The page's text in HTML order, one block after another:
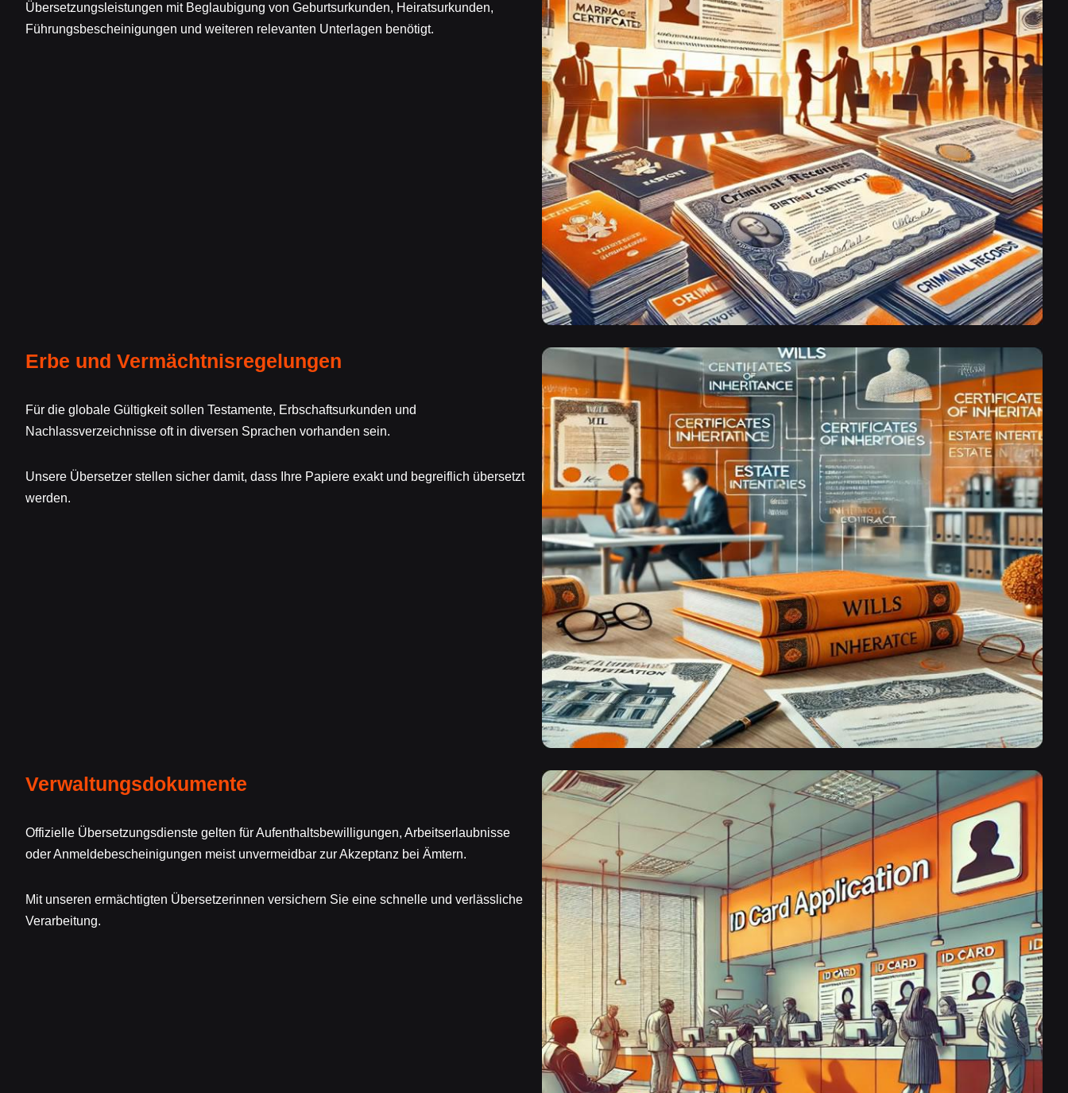
Übersetzungsleistungen mit Beglaubigung von Geburtsurkunden, Heiratsurkunden,
Führungsbescheinigungen und weiteren relevanten Unterlagen benötigt.
Erbe und Vermächtnisregelungen
Für die globale Gültigkeit sollen Testamente, Erbschaftsurkunden und
Nachlassverzeichnisse oft in diversen Sprachen vorhanden sein.
Unsere Übersetzer stellen sicher damit, dass Ihre Papiere exakt und begreiflich übersetzt
werden.
Verwaltungsdokumente
Offizielle Übersetzungsdienste gelten für Aufenthaltsbewilligungen, Arbeitserlaubnisse
oder Anmeldebescheinigungen meist unvermeidbar zur Akzeptanz bei Ämtern.
Mit unseren ermächtigten Übersetzerinnen versichern Sie eine schnelle und verlässliche
Verarbeitung.